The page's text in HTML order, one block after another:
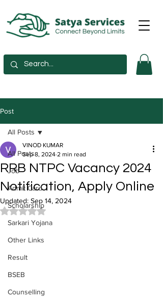
Post
All Posts
Job
Admit Card
Scholarship
Sarkari Yojana
Other Links
Result
BSEB
Counselling
All Posts
RRB NTPC Vacancy 2024
Notification, Apply Online
VINOD KUMAR
Sep 8, 2024 2 min read
Updated: Sep 14, 2024
Rated NaN out of 5 stars.